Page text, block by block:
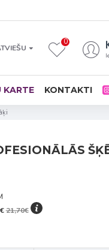
0
KARTE KONTAKTI
21,70€